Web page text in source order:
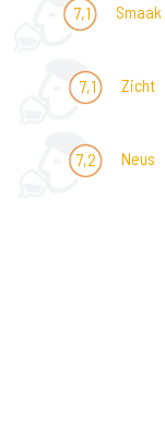
7,1 Smaak
7,1 Zicht
7,2 Neus